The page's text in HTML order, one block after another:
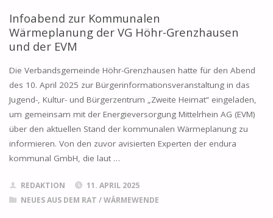
SITZUNGEN
PLANUNGSGEMEINSCHAFT
WESTERWALD
ZUR
1.
TEILFORTSCHREIBUNG
DES
Infoabend zur Kommunalen
Wärmeplanung der VG Höhr-Grenzhausen
und der EVM
Die Verbandsgemeinde Höhr-Grenzhausen hatte für den Abend
des 10. April 2025 zur Bürgerinformationsveranstaltung in das
Jugend-, Kultur- und Bürgerzentrum „Zweite Heimat“ eingeladen,
um gemeinsam mit der Energieversorgung Mittelrhein AG (EVM)
über den aktuellen Stand der kommunalen Wärmeplanung zu
informieren. Von den zuvor avisierten Experten der endura
kommunal GmbH, die laut …
REDAKTION
11. APRIL 2025
NEUES AUS DEM RAT /WÄRMEWENDE